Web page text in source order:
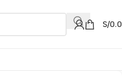
S/